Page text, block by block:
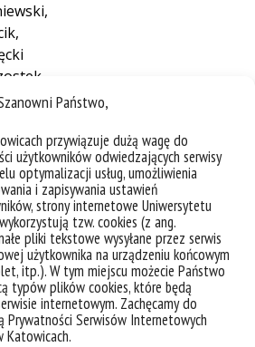
Państwo,
przywiązuje dużą wagę do
użytkowników odwiedzających serwisy
optymalizacji usług, umożliwienia
i zapisywania ustawień
strony internetowe Uniwersytetu
tzw. cookies (z ang.
pliki tekstowe wysyłane przez serwis
użytkownika na urządzeniu końcowym
itp.). W tym miejscu możecie Państwo
typów plików cookies, które będą
internetowym. Zachęcamy do
Prywatności Serwisów Internetowych
Katowicach.